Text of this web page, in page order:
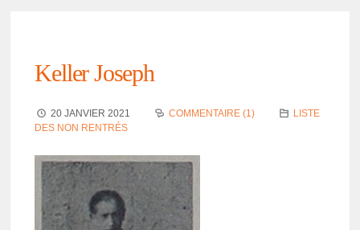
Keller Joseph
20 JANVIER 2021 COMMENTAIRE (1)
LISTE
DES NON RENTRÉS